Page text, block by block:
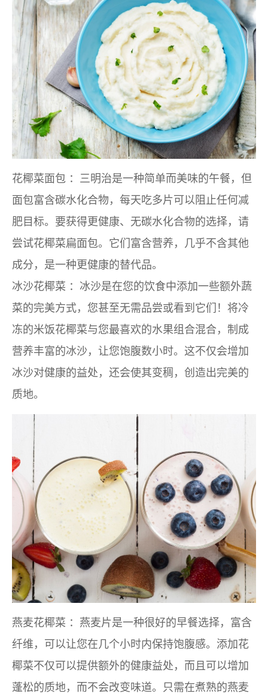
花椰菜面包 ：三明治是一种简单而美味的午餐，但
面包富含碳水化合物，每天吃多片可以阻止任何减
肥目标。要获得更健康、无碳水化合物的选择，请
尝试花椰菜扁面包。它们富含营养，几乎不含其他
成分，是一种更健康的替代品。
冰沙花椰菜 ：冰沙是在您的饮食中添加一些额外蔬
菜的完美方式，您甚至无需品尝或看到它们！将冷
冻的米饭花椰菜与您最喜欢的水果组合混合，制成
营养丰富的冰沙，让您饱腹数小时。这不仅会增加
冰沙对健康的益处，还会使其变稠，创造出完美的
质地。
燕麦花椰菜 ：燕麦片是一种很好的早餐选择，富含
纤维，可以让您在几个小时内保持饱腹感。添加花
椰菜不仅可以提供额外的健康益处，而且可以增加
蓬松的质地，而不会改变味道。只需在煮熟的燕麦